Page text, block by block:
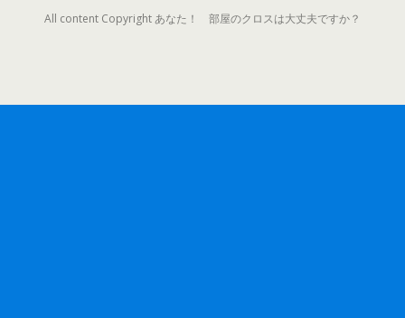
All content Copyright あなた！ 部屋のクロスは大丈夫ですか？